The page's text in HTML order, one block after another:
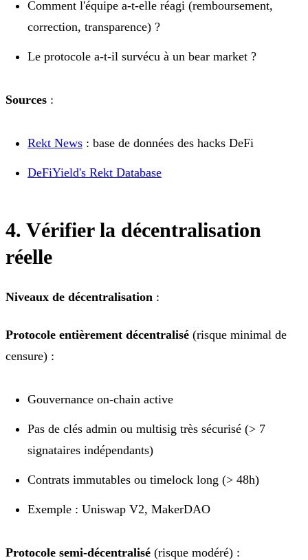
Comment l'équipe a-t-elle réagi (remboursement,
correction, transparence) ?
Le protocole a-t-il survécu à un bear market ?
Sources :
Rekt News : base de données des hacks DeFi
DeFiYield's Rekt Database
4. Vérifier la décentralisation
réelle
Niveaux de décentralisation :
Protocole entièrement décentralisé (risque minimal de
censure) :
Gouvernance on-chain active
Pas de clés admin ou multisig très sécurisé (> 7
signataires indépendants)
Contrats immutables ou timelock long (> 48h)
Exemple : Uniswap V2, MakerDAO
Protocole semi-décentralisé (risque modéré) :